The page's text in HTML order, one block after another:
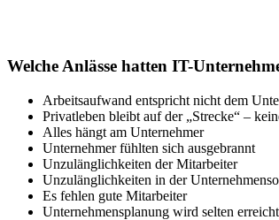
Welche Anlässe hatten IT-
Arbeitsaufwand entspricht nicht dem
Privatleben bleibt auf der „Strecke“ –
Alles hängt am Unternehmer
Unternehmer fühlten sich ausgebrannt
Unzulänglichkeiten der Mitarbeiter
Unzulänglichkeiten in der
Es fehlen gute Mitarbeiter
Unternehmensplanung wird selten erreicht